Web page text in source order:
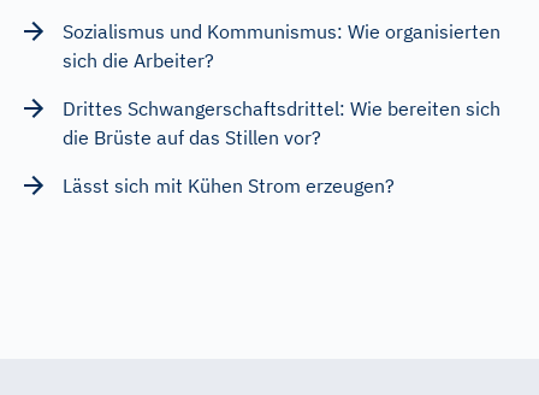
Sozialismus und Kommunismus: Wie organisierten
sich die Arbeiter?
Drittes Schwangerschaftsdrittel: Wie bereiten sich
die Brüste auf das Stillen vor?
Lässt sich mit Kühen Strom erzeugen?